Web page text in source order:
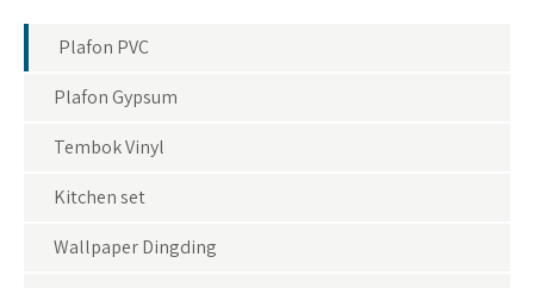
Plafon PVC
Plafon Gypsum
Tembok Vinyl
Kitchen set
Wallpaper Dingding